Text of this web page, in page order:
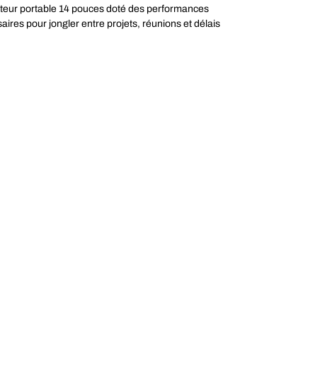
portable 14 pouces doté des performances
pour jongler entre projets, réunions et délais